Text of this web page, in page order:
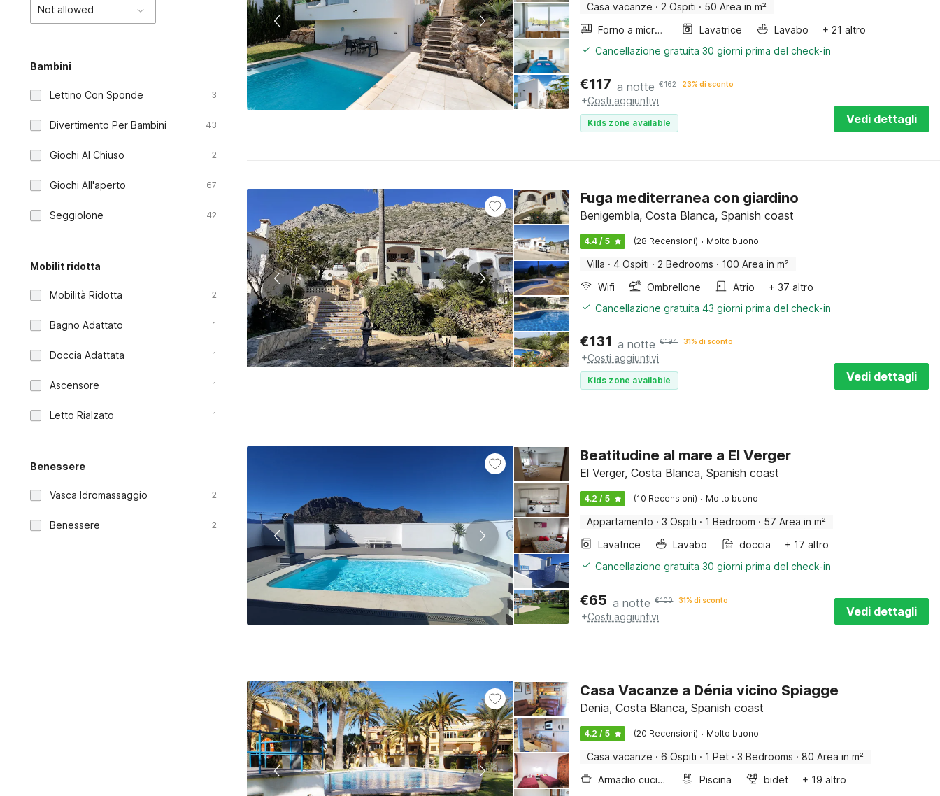
Not allowed
Bambini
Lettino Con Sponde 3
Divertimento Per Bambini 43
Giochi Al Chiuso 2
Giochi All'aperto 67
Seggiolone 42
Mobilit ridotta
Mobilità Ridotta 2
Bagno Adattato 1
Doccia Adattata 1
Ascensore 1
Letto Rialzato 1
Benessere
Vasca Idromassaggio 2
Benessere 2
Casa vacanze · 2 Ospiti · 50 Area in m²
Forno a microonde combinato
Lavatrice Lavabo
+ 21 altro
Cancellazione gratuita 30 giorni prima del check-in
€117 a notte €162 23% di sconto
+Costi aggiuntivi
Kids zone available Vedi dettagli
Fuga mediterranea con giardino
Benigembla, Costa Blanca, Spanish coast
4.4 / 5 (28 Recensioni) · Molto buono
Villa · 4 Ospiti · 2 Bedrooms · 100 Area in m²
Wifi
Ombrellone Atrio
+ 37 altro
Cancellazione gratuita 43 giorni prima del check-in
€131 a notte €194 31% di sconto
+Costi aggiuntivi
Kids zone available Vedi dettagli
Beatitudine al mare a El Verger
El Verger, Costa Blanca, Spanish coast
4.2 / 5 (10 Recensioni) · Molto buono
Appartamento · 3 Ospiti · 1 Bedroom · 57 Area in m²
Lavatrice
Lavabo doccia
+ 17 altro
Cancellazione gratuita 30 giorni prima del check-in
€65 a notte €100 31% di sconto
+Costi aggiuntivi Vedi dettagli
Casa Vacanze a Dénia vicino Spiagge
Denia, Costa Blanca, Spanish coast
4.2 / 5 (20 Recensioni) · Molto buono
Casa vacanze · 6 Ospiti · 1 Pet · 3 Bedrooms · 80 Area in m²
Armadio cucina
Piscina bidet
+ 19 altro